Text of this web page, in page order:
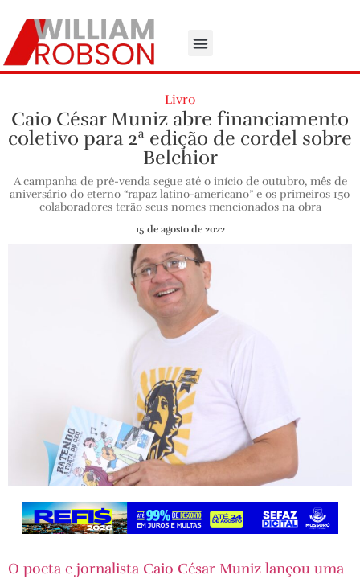
Livro
Caio César Muniz abre financiamento
coletivo para 2ª edição de cordel sobre
Belchior
A campanha de pré-venda segue até o início de outubro, mês de
aniversário do eterno “rapaz latino-americano” e os primeiros 150
colaboradores terão seus nomes mencionados na obra
15 de agosto de 2022
O poeta e jornalista Caio César Muniz lançou uma